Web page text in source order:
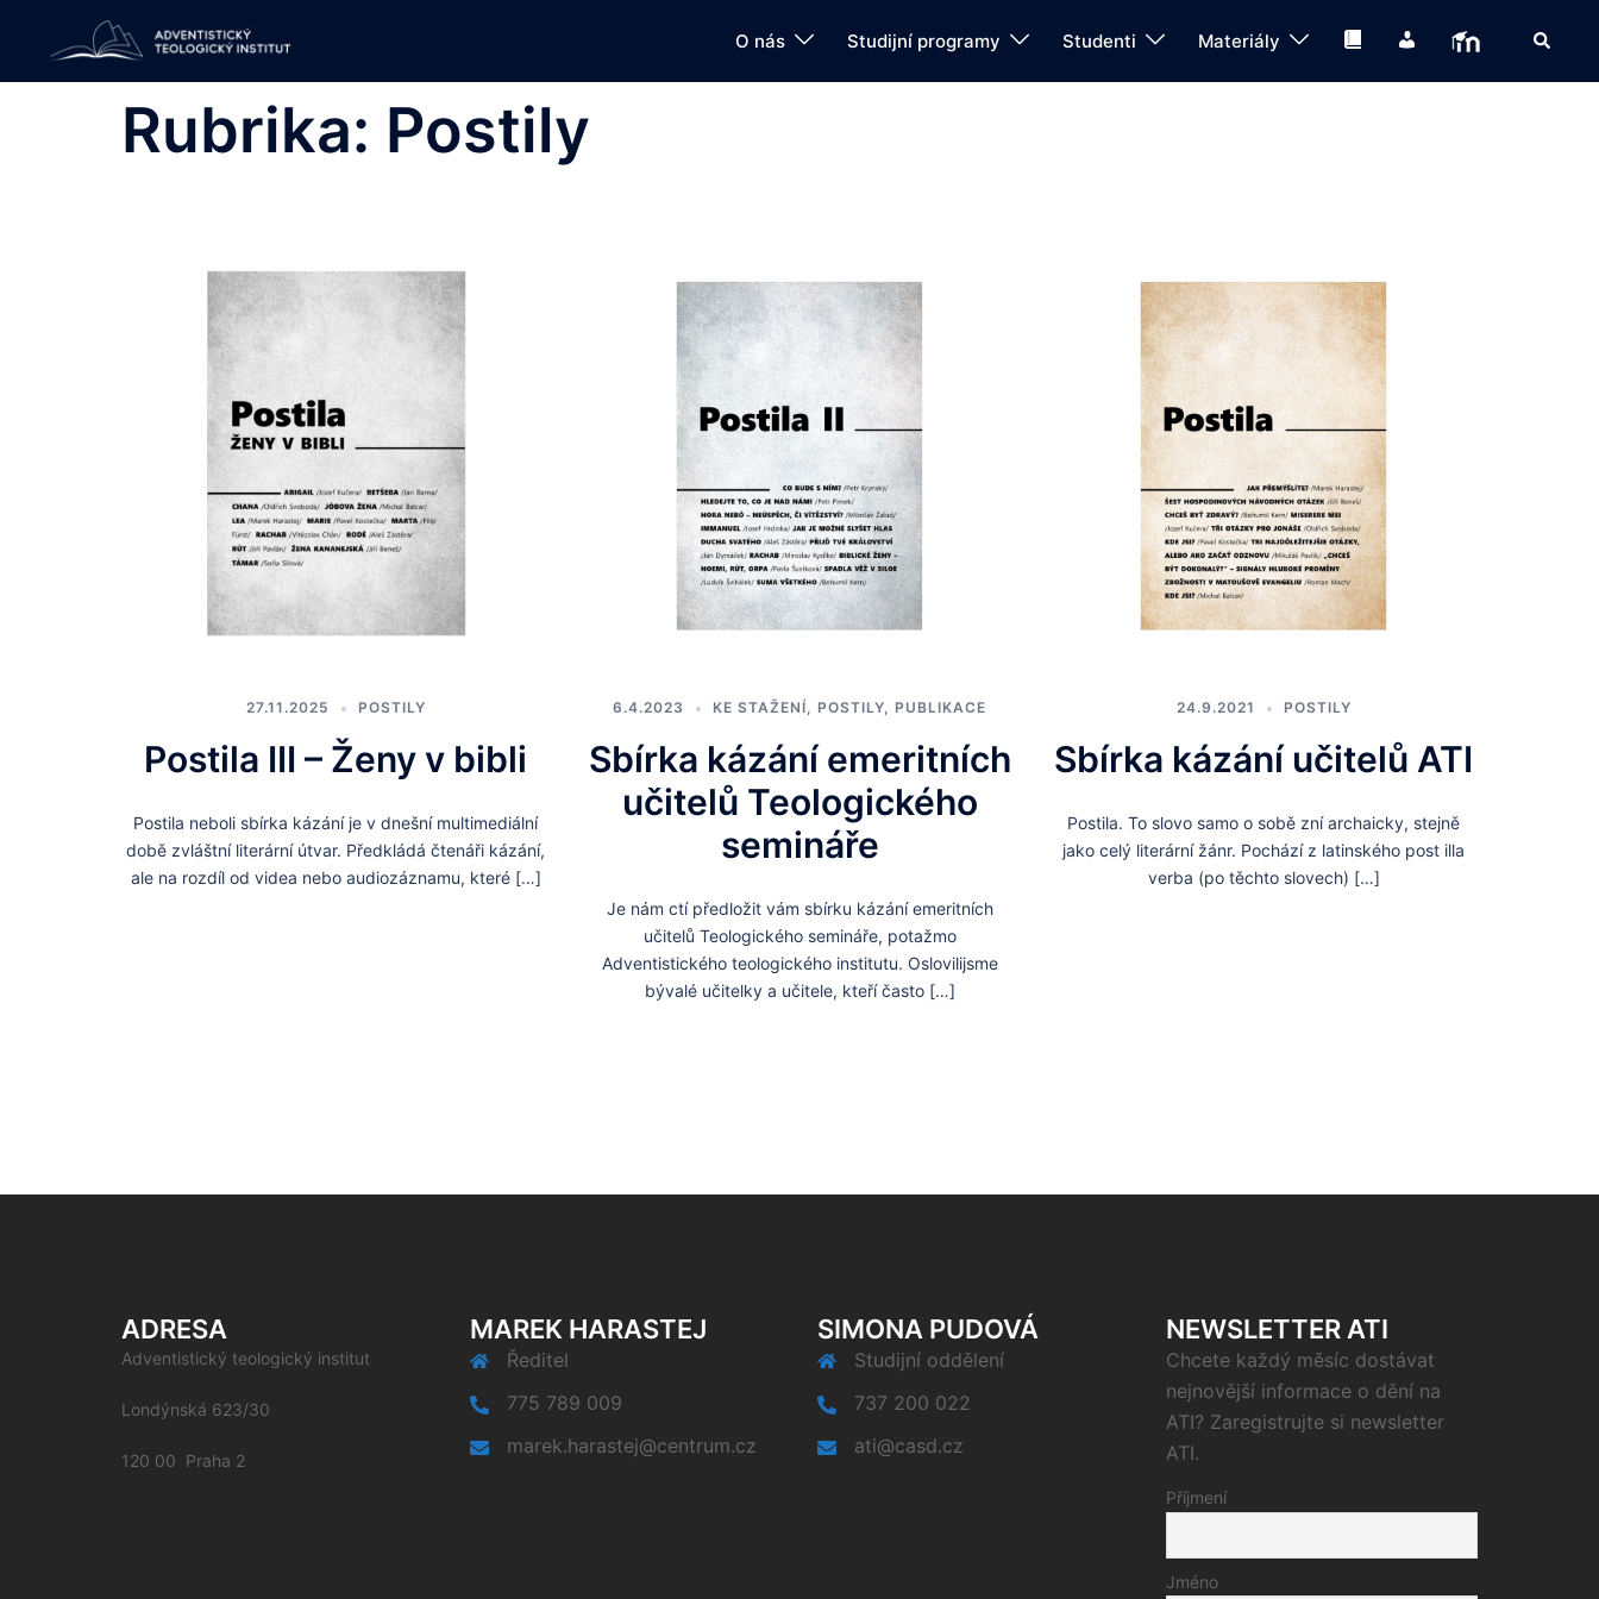
O nás Studijní programy Studenti Materiály Knihovna MoodleSearch
Rubrika: Postily
27.11.2025 POSTILY
Postila III – Ženy v bibli
Postila neboli sbírka kázání je v dnešní multimediální
době zvláštní literární útvar. Předkládá čtenáři kázání,
ale na rozdíl od videa nebo audiozáznamu, které […]
6.4.2023 KE STAŽENÍ, POSTILY, PUBLIKACE
Sbírka kázání emeritních
učitelů Teologického
semináře
Je nám ctí předložit vám sbírku kázání emeritních
učitelů Teologického semináře, potažmo
Adventistického teologického institutu. Oslovilijsme
bývalé učitelky a učitele, kteří často […]
24.9.2021 POSTILY
Sbírka kázání učitelů ATI
Postila. To slovo samo o sobě zní archaicky, stejně
jako celý literární žánr. Pochází z latinského post illa
verba (po těchto slovech) […]
ADRESA
Adventistický teologický institut
Londýnská 623/30
120 00 Praha 2
MAREK HARASTEJ
Ředitel
775 789 009
marek.harastej@centrum.cz
SIMONA PUDOVÁ
Studijní oddělení
737 200 022
ati@casd.cz
NEWSLETTER ATI
Chcete každý měsíc dostávat
nejnovější informace o dění na
ATI? Zaregistrujte si newsletter
ATI.
Příjmení
Jméno